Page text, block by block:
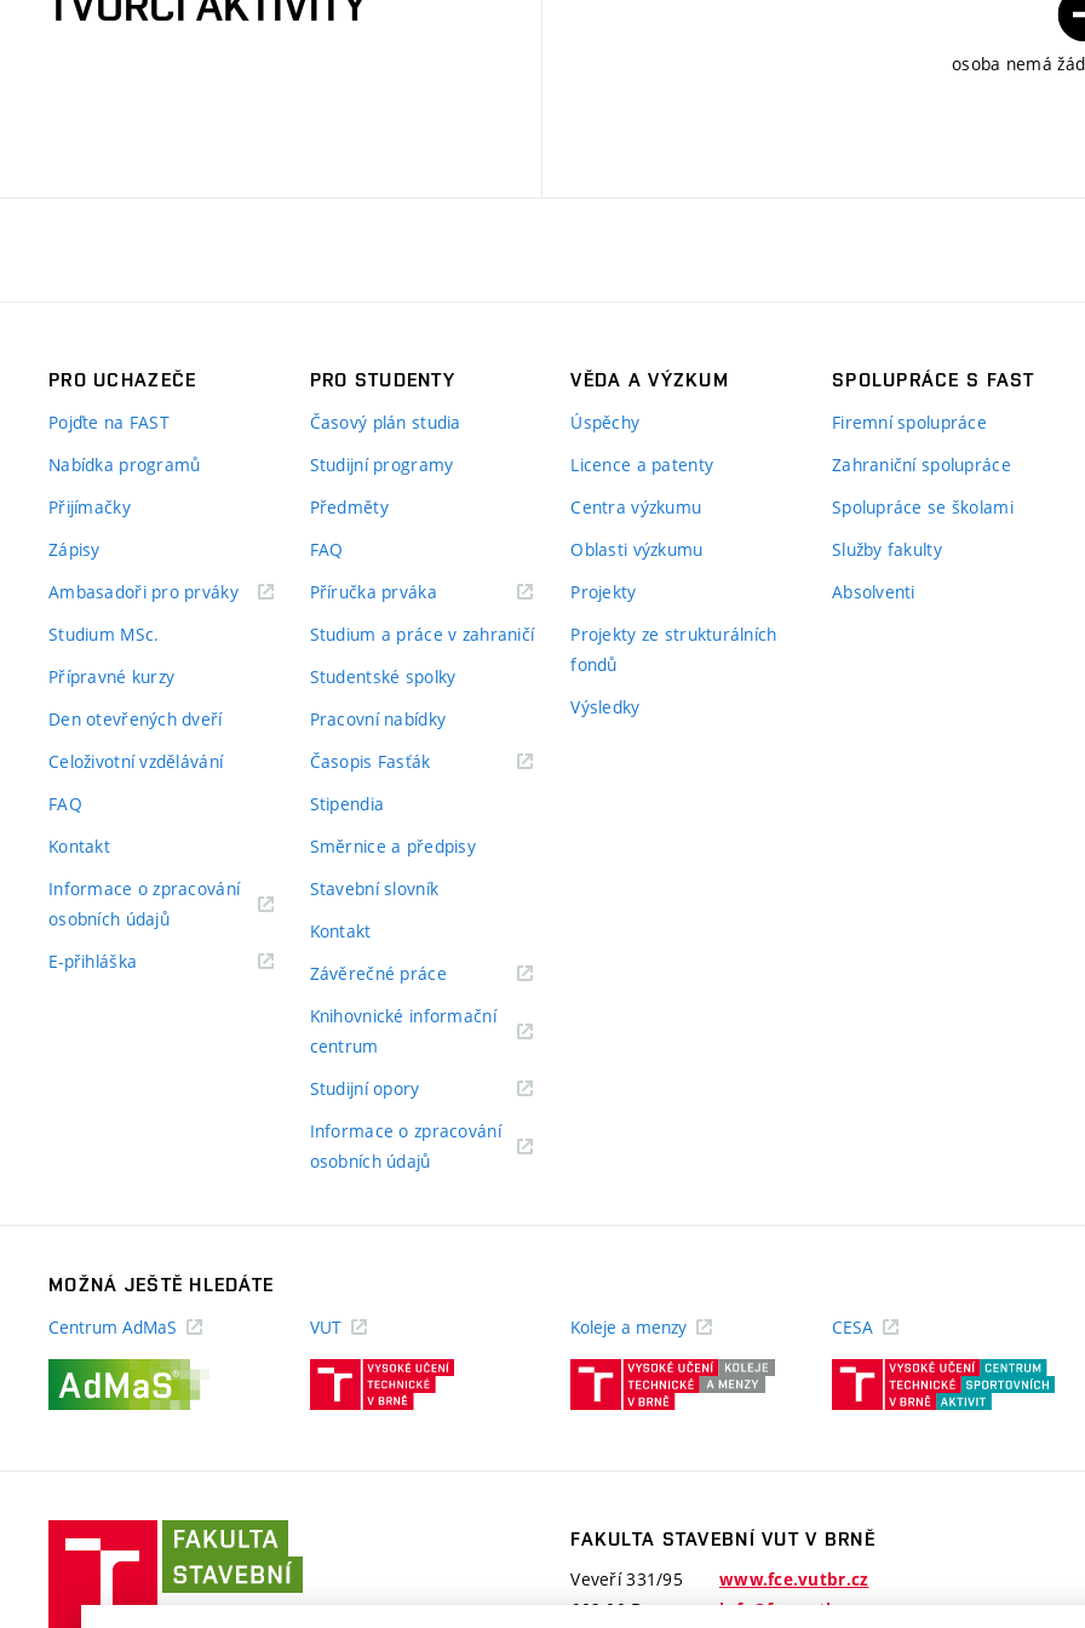
osoba nemá
PRO UCHAZEČE
Pojďte na FAST
Nabídka programů
Přijímačky
Zápisy
Ambasadoři pro prváky(externí
Studium MSc.
Přípravné kurzy
Den otevřených dveří
Celoživotní vzdělávání
FAQ
Kontakt
Informace o zpracování
osobních údajů(externí
E-přihláška
PRO STUDENTY
Časový plán studia
Studijní programy
Předměty
FAQ
Příručka prváka(externí
Studium a práce v zahraničí
Studentské spolky
Pracovní nabídky
Časopis Fasťák(externí
Stipendia
Směrnice a předpisy
Stavební slovník
Kontakt
Závěrečné práce(externí
Knihovnické informační
centrum
Studijní opory(externí
Informace o zpracování
osobních údajů(externí
VĚDA A VÝZKUM
Úspěchy
Licence a patenty
Centra výzkumu
Oblasti výzkumu
Projekty
Projekty ze strukturálních
fondů
Výsledky
SPOLUPRÁCE S FAST
Firemní spolupráce
Zahraniční spolupráce
Spolupráce se školami
Služby fakulty
Absolventi
MOŽNÁ JEŠTĚ HLEDÁTE
Centrum AdMaS
VUT
(externí
Koleje a menzy
(externí
CESA
stavební
VUT
FAKULTA STAVEBNÍ VUT V BRNĚ
Veveří 331/95
602 00 Brno
www.fce.vutbr.cz
info@fce.vutbr.cz